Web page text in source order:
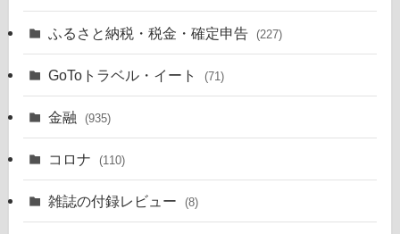
ふるさと納税・税金・確定申告 (227)
GoToトラベル・イート (71)
金融 (935)
コロナ (110)
雑誌の付録レビュー (8)